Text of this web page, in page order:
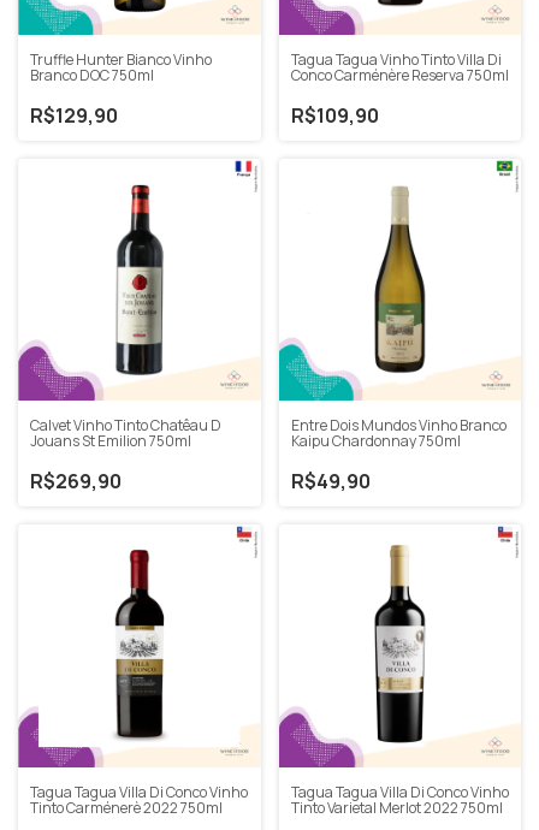
Truffle Hunter Bianco Vinho
Branco DOC 750ml
R$129,90
Tagua Tagua Vinho Tinto Villa Di
Conco Carménère Reserva 750ml
R$109,90
Calvet Vinho Tinto Chatêau D
Jouans St Emilion 750ml
R$269,90
Entre Dois Mundos Vinho Branco
Kaipu Chardonnay 750ml
R$49,90
Tagua Tagua Villa Di Conco Vinho
Tinto Carménerè 2022 750ml
Tagua Tagua Villa Di Conco Vinho
Tinto Varietal Merlot 2022 750ml